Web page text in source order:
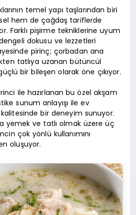
temel yapı taşlarından biri
hem de çağdaş tariflerde
Farklı pişirme tekniklerine uyum
dokusu ve lezzetleri
pirinç; çorbadan ana
tatlıya uzanan bütüncül
bir bileşen olarak öne çıkıyor.
ile hazırlanan bu özel akşam
sunum anlayışı ile ev
bir deneyim sunuyor.
yemek ve tatlı olmak üzere üç
çok yönlü kullanımını
oluşuyor.